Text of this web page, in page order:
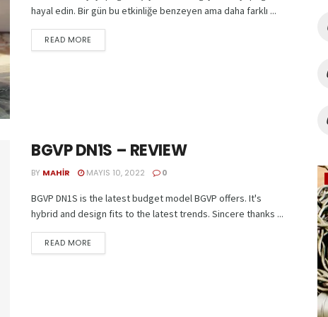
hayal edin. Bir gün bu etkinliğe benzeyen ama daha farklı ...
READ MORE
BGVP DN1S – REVIEW
BY MAHIR MAYIS 10, 2022 0
BGVP DN1S is the latest budget model BGVP offers. It's
hybrid and design fits to the latest trends. Sincere thanks ...
READ MORE